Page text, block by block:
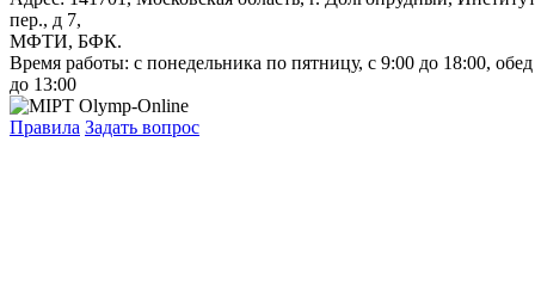
пер., д 7,
МФТИ, БФК.
Время работы: с понедельника по пятницу, с 9:00 до 18:00,
до 13:00
Правила Задать вопрос